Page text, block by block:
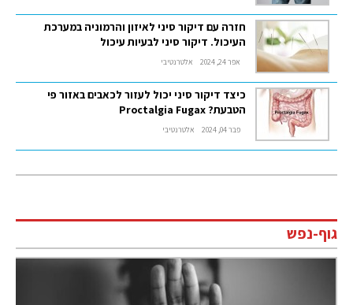
חזרה עם דיקור סיני לאיזון והרמוניה במערכת
העיכול. דיקור סיני לבעיות עיכול
אפר 24, 2024 אלטרנטיבי
כיצד דיקור סיני יכול לעזור לכאבים באזור פי
הטבעת? Proctalgia Fugax
פבר 04, 2024 אלטרנטיבי
גוף-נפש